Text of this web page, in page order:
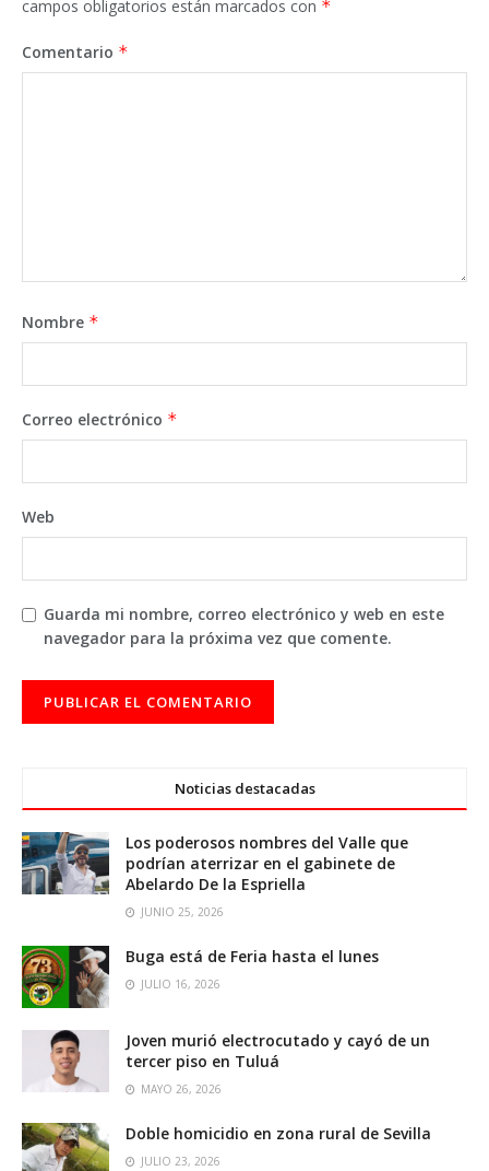
campos obligatorios están marcados con *
Comentario *
Nombre *
Correo electrónico *
Web
Guarda mi nombre, correo electrónico y web en este
navegador para la próxima vez que comente.
Noticias destacadas
Los poderosos nombres del Valle que
podrían aterrizar en el gabinete de
Abelardo De la Espriella
JUNIO 25, 2026
Buga está de Feria hasta el lunes
JULIO 16, 2026
Joven murió electrocutado y cayó de un
tercer piso en Tuluá
MAYO 26, 2026
Doble homicidio en zona rural de Sevilla
JULIO 23, 2026